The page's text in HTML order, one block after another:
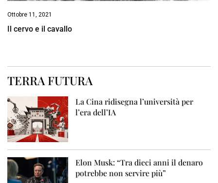
Ottobre 11, 2021
Il cervo e il cavallo
TERRA FUTURA
La Cina ridisegna l’università per
l’era dell’IA
Elon Musk: “Tra dieci anni il denaro
potrebbe non servire più”